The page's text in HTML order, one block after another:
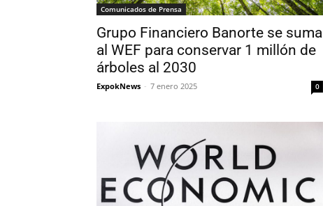
Comunicados de Prensa
Grupo Financiero Banorte se suma
al WEF para conservar 1 millón de
árboles al 2030
ExpokNews - 7 enero 2025 0